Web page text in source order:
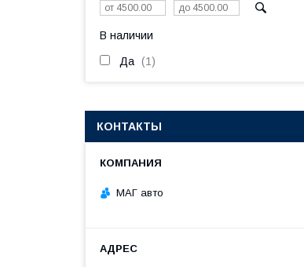
В наличии
Да 1
КОНТАКТЫ
МАГ авто